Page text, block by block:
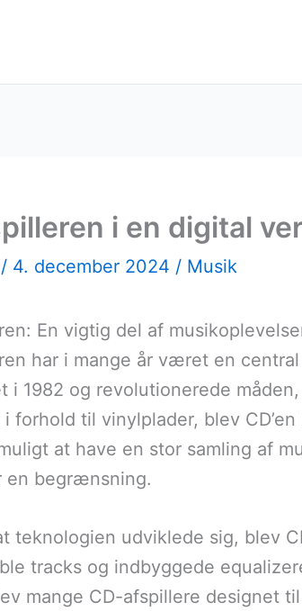
i en digital
/ 4. december 2024 / Musik
En vigtig del af
har i mange år været en
i 1982 og revolutionerede
i forhold til vinylplader, blev
at have en stor samling af
en begrænsning.
teknologien udviklede sig, blev
tracks og indbyggede
mange CD-afspillere designet